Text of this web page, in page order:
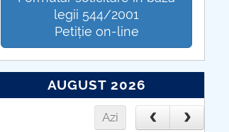
legii 544/2001
Petiție on-line
AUGUST 2026
Azi